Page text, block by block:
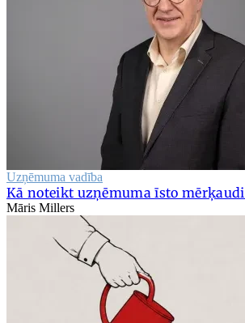
Uzņēmuma vadība
Kā noteikt uzņēmuma īsto
Māris Millers